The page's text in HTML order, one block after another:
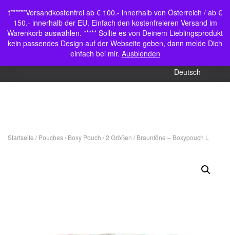
t******Versandkostenfrei ab € 100.- innerhalb von Österreich / ab €
150.- innerhalb der EU. Einfach den kostenfreieren Versand im
Warenkorb auswählen. ***** Sollte es von Deinem Lieblingsprodukt
kein passendes Design auf der Webseite geben, dann melde Dich
einfach bei mir. Ausblenden
Shop
Mein Konto
Deutsch
Navigation umschalten
Startseite / Pouches/ Boxy Pouch / 2 Größen / Brauntöne – Boxypouch L